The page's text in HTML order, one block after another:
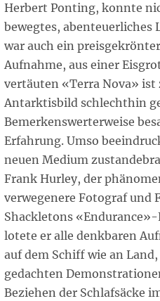
Herbert Ponting, konnte
bewegtes, abenteuerliches
war auch ein
Aufnahme, aus einer
vertäuten «Terra Nova»
Antarktisbild schlechthin
Bemerkenswerterweise
Erfahrung. Umso
neuen Medium
Frank Hurley, der
verwegenere Fotograf und
Shackletons
lotete er alle denkbaren
auf dem Schiff wie an
gedachten
Beziehen der Schlafsäcke